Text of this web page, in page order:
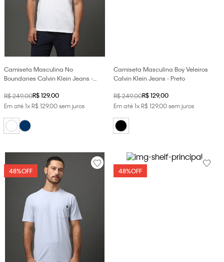
Camiseta Masculina No
Boundaries Calvin Klein Jeans -
R$249,00R$129,00
Em até1xR$129,00sem juros
Camiseta Masculina Boy Veleiros
Calvin Klein Jeans - Preto
R$249,00R$129,00
Em até1xR$129,00sem juros
48%OFF 48%OFF